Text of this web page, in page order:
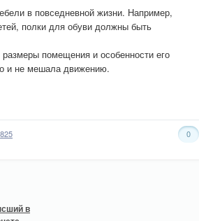
в повседневной жизни. Например,
полки для обуви должны быть
помещения и особенности его
и не мешала движению.
0
825